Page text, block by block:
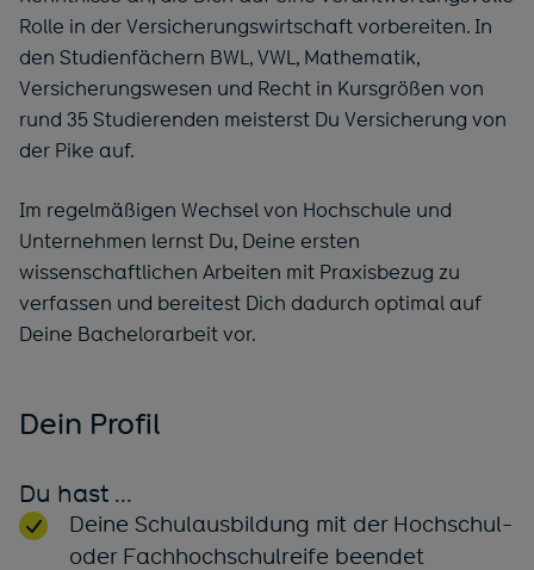
Rolle in der Versicherungswirtschaft vorbereiten. In
den Studienfächern BWL, VWL, Mathematik,
Versicherungswesen und Recht in Kursgrößen von
rund 35 Studierenden meisterst Du Versicherung von
der Pike auf.
Im regelmäßigen Wechsel von Hochschule und
Unternehmen lernst Du, Deine ersten
wissenschaftlichen Arbeiten mit Praxisbezug zu
verfassen und bereitest Dich dadurch optimal auf
Deine Bachelorarbeit vor.
Dein Profil
Du hast ...
Deine Schulausbildung mit der Hochschul-
oder Fachhochschulreife beendet